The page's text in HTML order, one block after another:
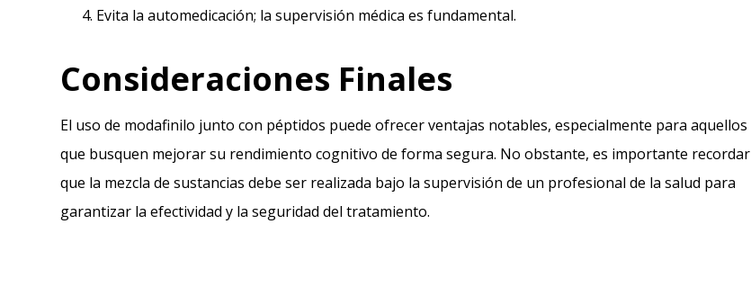
Evita la automedicación; la supervisión médica es fundamental.
Consideraciones Finales
El uso de modafinilo junto con péptidos puede ofrecer ventajas notables, especialmente para aquellos
que busquen mejorar su rendimiento cognitivo de forma segura. No obstante, es importante recordar
que la mezcla de sustancias debe ser realizada bajo la supervisión de un profesional de la salud para
garantizar la efectividad y la seguridad del tratamiento.